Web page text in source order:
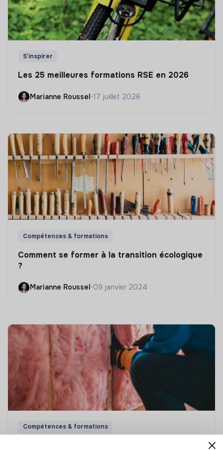
S'inspirer
Les 25 meilleures formations RSE en 2026
Marianne Roussel•17 juillet 2026
Compétences & formations
Comment se former à la transition écologique
?
Marianne Roussel •09 janvier 2024
Compétences & formations